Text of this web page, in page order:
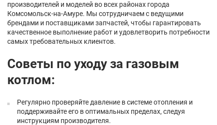
производителей и моделей во всех районах города
Комсомольск-на-Амуре. Мы сотрудничаем с ведущими
брендами и поставщиками запчастей, чтобы гарантировать
качественное выполнение работ и удовлетворить потребности
самых требовательных клиентов.
Советы по уходу за газовым
котлом:
Регулярно проверяйте давление в системе отопления и
поддерживайте его в оптимальных пределах, следуя
инструкциям производителя.